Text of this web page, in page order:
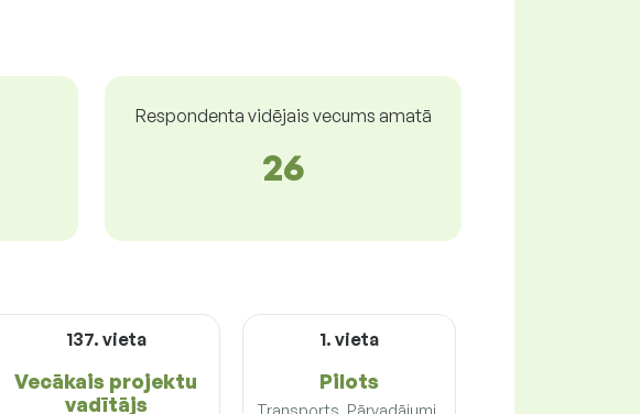
Respondenta vidējais vecums amatā
26
137. vieta
Vecākais projektu
vadītājs
1. vieta
Pilots
Transports, Pārvadājumi,